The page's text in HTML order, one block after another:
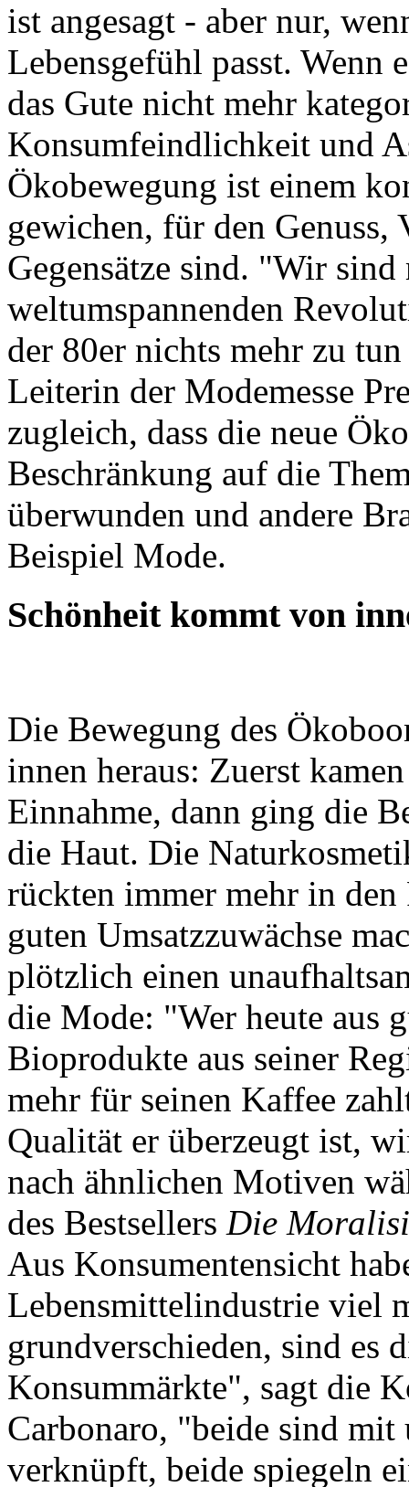
ist angesagt - aber nur,
Lebensgefühl passt. Wenn
das Gute nicht mehr
Konsumfeindlichkeit und
Ökobewegung ist einem
gewichen, für den Genuss,
Gegensätze sind. "Wir
weltumspannenden
der 80er nichts mehr zu
Leiterin der Modemesse
zugleich, dass die neue
Beschränkung auf die
überwunden und andere
Beispiel Mode.
Schönheit kommt von
Die Bewegung des
innen heraus: Zuerst
Einnahme, dann ging die
die Haut. Die
rückten immer mehr in
guten Umsatzzuwächse
plötzlich einen
die Mode: "Wer heute aus
Bioprodukte aus seiner
mehr für seinen Kaffee
Qualität er überzeugt ist,
nach ähnlichen Motiven
des Bestsellers Die
Aus Konsumentensicht
Lebensmittelindustrie viel
grundverschieden, sind es
Konsummärkte", sagt die
Carbonaro, "beide sind mit
verknüpft, beide spiegeln